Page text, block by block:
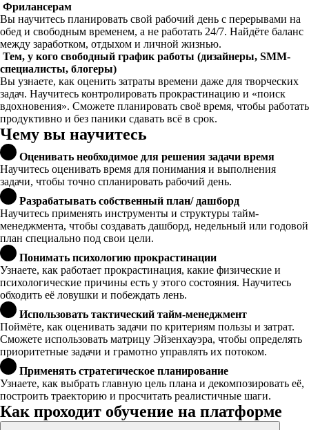
Фрилансерам
Вы научитесь планировать свой рабочий день с перерывами на
обед и свободным временем, а не работать 24/7. Найдёте баланс
между заработком, отдыхом и личной жизнью.
Тем, у кого свободный график работы (дизайнеры, SMM-
специалисты, блогеры)
Вы узнаете, как оценить затраты времени даже для творческих
задач. Научитесь контролировать прокрастинацию и «поиск
вдохновения». Сможете планировать своё время, чтобы работать
продуктивно и без паники сдавать всё в срок.
Чему вы научитесь
Оценивать необходимое для решения задачи время
Научитесь оценивать время для понимания и выполнения
задачи, чтобы точно спланировать рабочий день.
Разрабатывать собственный план/ дашборд
Научитесь применять инструменты и структуры тайм-
менеджмента, чтобы создавать дашборд, недельный или годовой
план специально под свои цели.
Понимать психологию прокрастинации
Узнаете, как работает прокрастинация, какие физические и
психологические причины есть у этого состояния. Научитесь
обходить её ловушки и побеждать лень.
Использовать тактический тайм-менеджмент
Поймёте, как оценивать задачи по критериям пользы и затрат.
Сможете использовать матрицу Эйзенхауэра, чтобы определять
приоритетные задачи и грамотно управлять их потоком.
Применять стратегическое планирование
Узнаете, как выбрать главную цель плана и декомпозировать её,
построить траекторию и просчитать реалистичные шаги.
Как проходит обучение на платформе